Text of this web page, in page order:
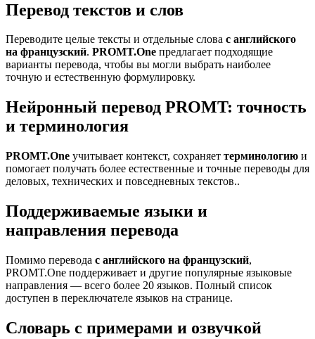
Перевод текстов и слов
Переводите целые тексты и отдельные слова с английского
на французский. PROMT.One предлагает подходящие
варианты перевода, чтобы вы могли выбрать наиболее
точную и естественную формулировку.
Нейронный перевод PROMT: точность
и терминология
PROMT.One учитывает контекст, сохраняет терминологию и
помогает получать более естественные и точные переводы для
деловых, технических и повседневных текстов..
Поддерживаемые языки и
направления перевода
Помимо перевода с английского на французский,
PROMT.One поддерживает и другие популярные языковые
направления — всего более 20 языков. Полный список
доступен в переключателе языков на странице.
Словарь с примерами и озвучкой